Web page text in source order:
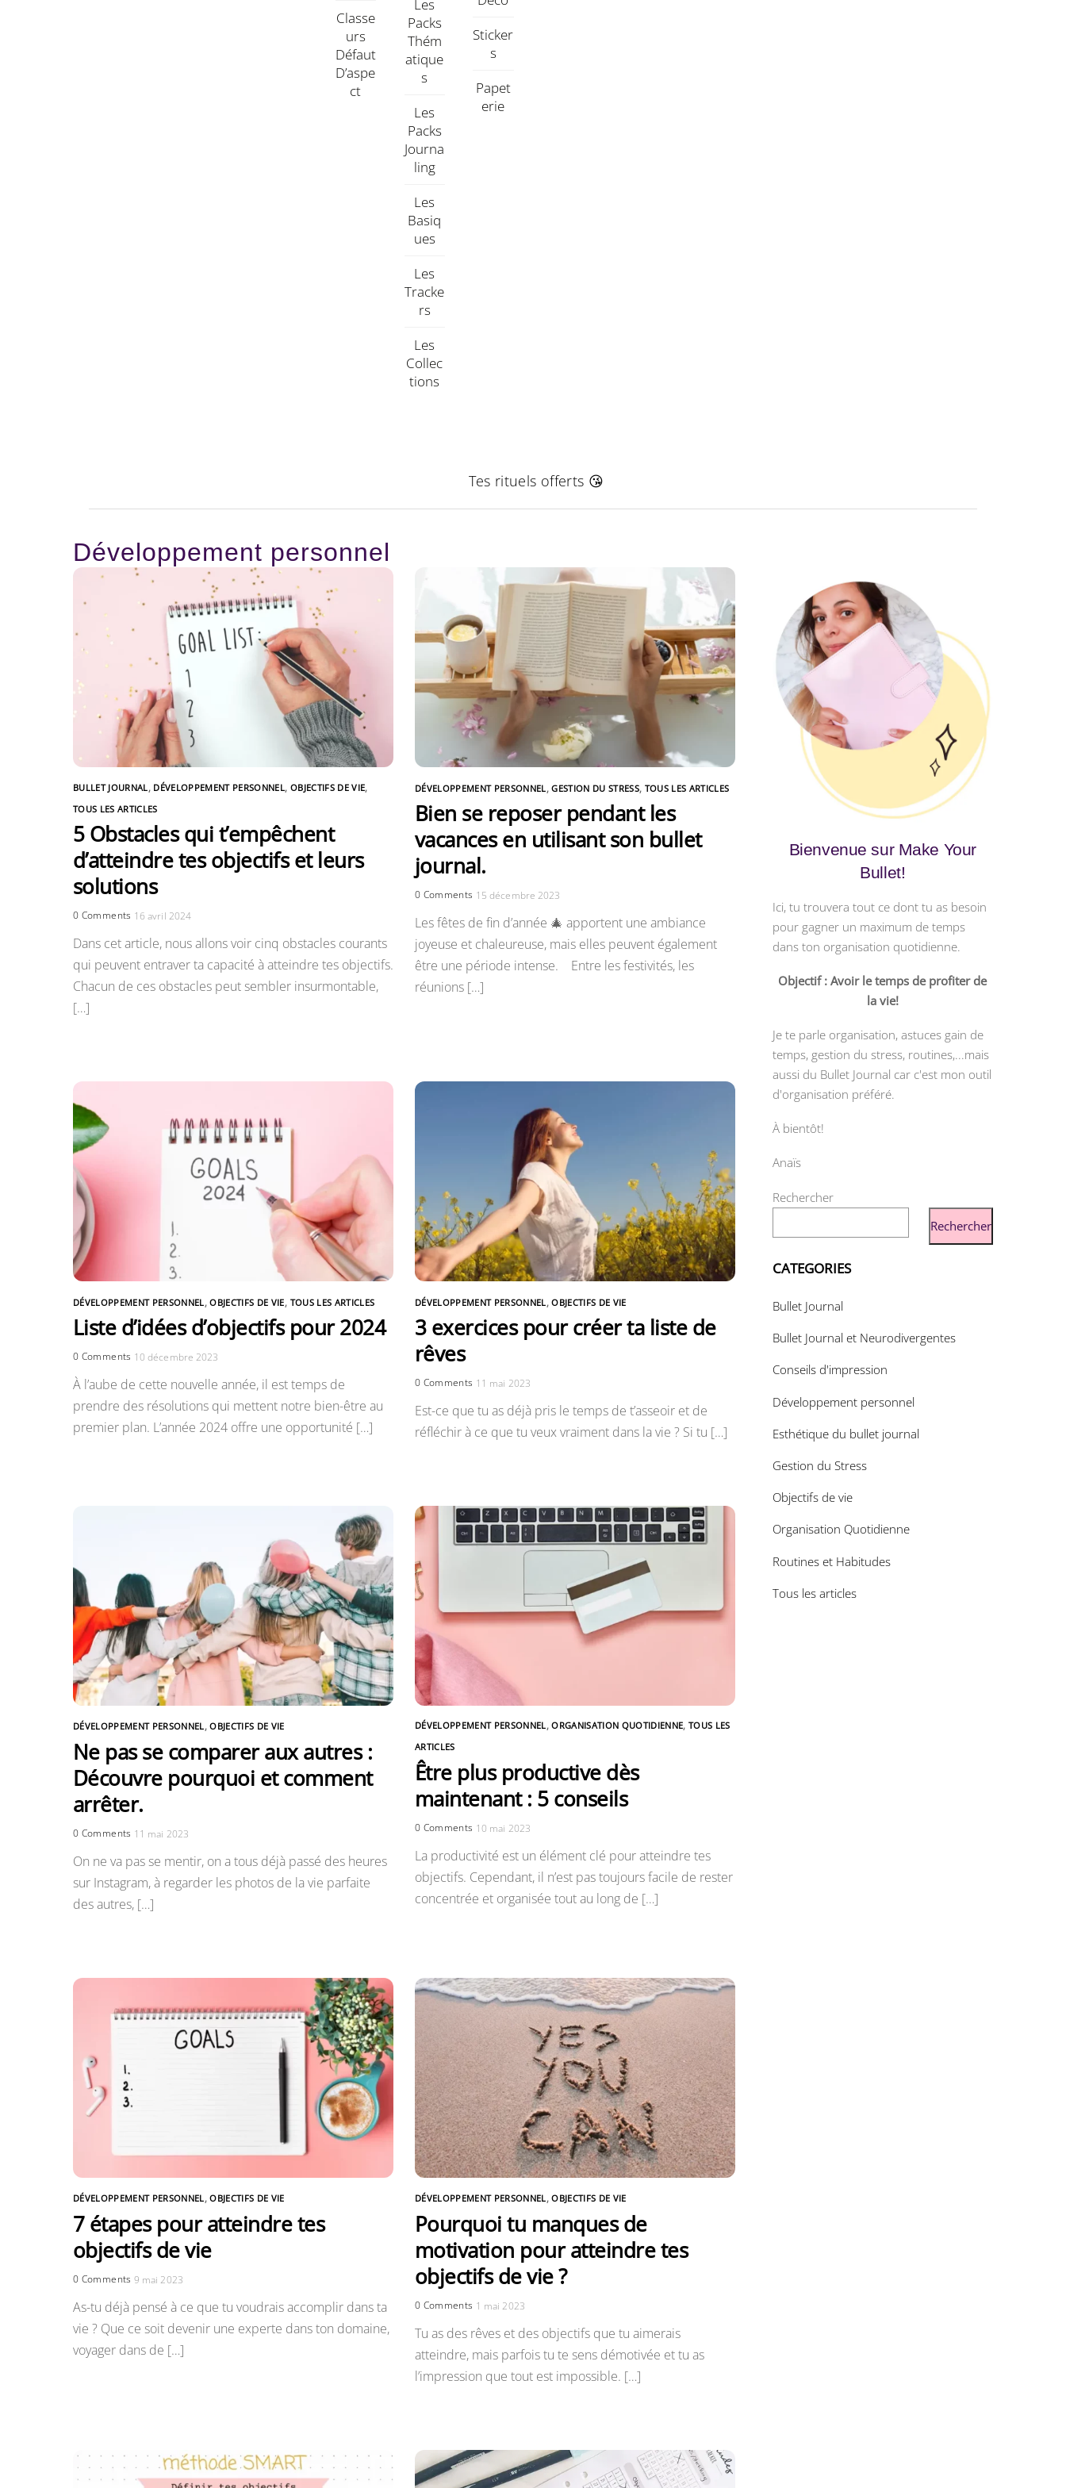
Classe
Urs
Défaut
D’aspe
Ct
Les
Packs
Thém
Atique
S
Les
Packs
Journa
Ling
Les
Basiq
Ues
Les
Tracke
Rs
Les
Collec
Tions
Sticker
S
Papet
Erie
Tes rituels offerts 😘
Développement personnel
BULLET JOURNAL, DÉVELOPPEMENT PERSONNEL, OBJECTIFS DE VIE,
TOUS LES ARTICLES
5 Obstacles qui t’empêchent
d’atteindre tes objectifs et leurs
solutions
0 Comments 16 avril 2024
Dans cet article, nous allons voir cinq obstacles courants
qui peuvent entraver ta capacité à atteindre tes objectifs.
Chacun de ces obstacles peut sembler insurmontable,
[…]
DÉVELOPPEMENT PERSONNEL, GESTION DU STRESS, TOUS LES ARTICLES
Bien se reposer pendant les
vacances en utilisant son bullet
journal.
0 Comments 15 décembre 2023
Les fêtes de fin d’année 🎄 apportent une ambiance
joyeuse et chaleureuse, mais elles peuvent également
être une période intense. Entre les festivités, les
réunions […]
DÉVELOPPEMENT PERSONNEL, OBJECTIFS DE VIE, TOUS LES ARTICLES
Liste d’idées d’objectifs pour 2024
0 Comments 10 décembre 2023
À l’aube de cette nouvelle année, il est temps de
prendre des résolutions qui mettent notre bien-être au
premier plan. L’année 2024 offre une opportunité […]
DÉVELOPPEMENT PERSONNEL, OBJECTIFS DE VIE
3 exercices pour créer ta liste de
rêves
0 Comments 11 mai 2023
Est-ce que tu as déjà pris le temps de t’asseoir et de
réfléchir à ce que tu veux vraiment dans la vie ? Si tu […]
DÉVELOPPEMENT PERSONNEL, OBJECTIFS DE VIE
Ne pas se comparer aux autres :
Découvre pourquoi et comment
arrêter.
0 Comments 11 mai 2023
On ne va pas se mentir, on a tous déjà passé des heures
sur Instagram, à regarder les photos de la vie parfaite
des autres, […]
DÉVELOPPEMENT PERSONNEL, ORGANISATION QUOTIDIENNE, TOUS LES
ARTICLES
Être plus productive dès
maintenant : 5 conseils
0 Comments 10 mai 2023
La productivité est un élément clé pour atteindre tes
objectifs. Cependant, il n’est pas toujours facile de rester
concentrée et organisée tout au long de […]
DÉVELOPPEMENT PERSONNEL, OBJECTIFS DE VIE
7 étapes pour atteindre tes
objectifs de vie
0 Comments 9 mai 2023
As-tu déjà pensé à ce que tu voudrais accomplir dans ta
vie ? Que ce soit devenir une experte dans ton domaine,
voyager dans de […]
DÉVELOPPEMENT PERSONNEL, OBJECTIFS DE VIE
Pourquoi tu manques de
motivation pour atteindre tes
objectifs de vie ?
0 Comments 1 mai 2023
Tu as des rêves et des objectifs que tu aimerais
atteindre, mais parfois tu te sens démotivée et tu as
l’impression que tout est impossible. […]
Bienvenue sur Make Your
Bullet!
Ici, tu trouvera tout ce dont tu as besoin
pour gagner un maximum de temps
dans ton organisation quotidienne.
Objectif : Avoir le temps de profiter de
la vie!
Je te parle organisation, astuces gain de
temps, gestion du stress, routines,...mais
aussi du Bullet Journal car c'est mon outil
d'organisation préféré.
À bientôt!
Anaïs
Rechercher
Rechercher
CATEGORIES
Bullet Journal
Bullet Journal et Neurodivergentes
Conseils d'impression
Développement personnel
Esthétique du bullet journal
Gestion du Stress
Objectifs de vie
Organisation Quotidienne
Routines et Habitudes
Tous les articles